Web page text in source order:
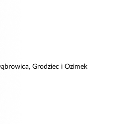
Grodziec i Ozimek